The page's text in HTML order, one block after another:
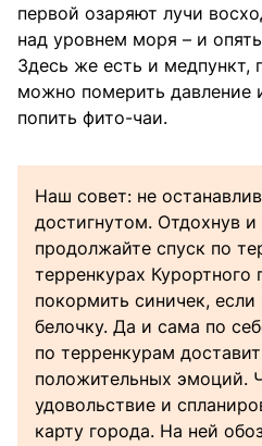
первой озаряют лучи
над уровнем моря – и
Здесь же есть и медпункт,
можно померить давление
попить фито-чаи.
Наш совет: не
достигнутом. Отдохнув и
продолжайте спуск по
терренкурах
покормить синичек, если
белочку. Да и сама по
по терренкурам
положительных эмоций.
удовольствие и
карту города. На ней